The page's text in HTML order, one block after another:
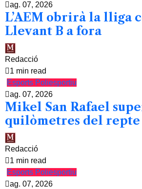
ag. 07, 2026
L’AEM obrirà la lliga
Llevant B a fora
Redacció
1 min read
Esports Poliesportiu
ag. 07, 2026
Mikel San Rafael
quilòmetres del repte
Redacció
1 min read
Esports Poliesportiu
ag. 07, 2026